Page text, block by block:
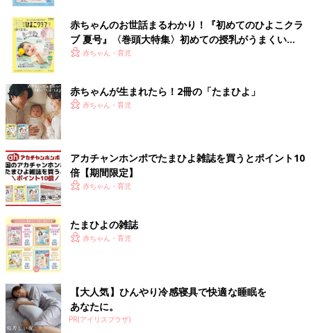
赤ちゃんのお世話まるわかり！『初めてのひよこクラ
ブ 夏号』〈巻頭大特集〉初めての授乳がうまくい
く！ おっぱい・ミルクの基本と夏のトラブル 解決テ
赤ちゃん・育児
赤ちゃんが生まれたら！2冊の「たまひよ」
赤ちゃん・育児
アカチャンホンポでたまひよ雑誌を買うとポイント10
倍【期間限定】
赤ちゃん・育児
たまひよの雑誌
赤ちゃん・育児
【大人気】ひんやり冷感寝具で快適な睡眠を
あなたに。
PR(アイリスプラザ)